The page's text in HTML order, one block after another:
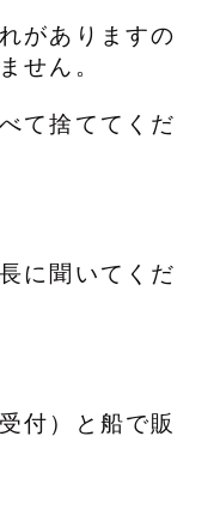
がありますの
せん。
て捨ててくだ
に聞いてくだ
付）と船で販